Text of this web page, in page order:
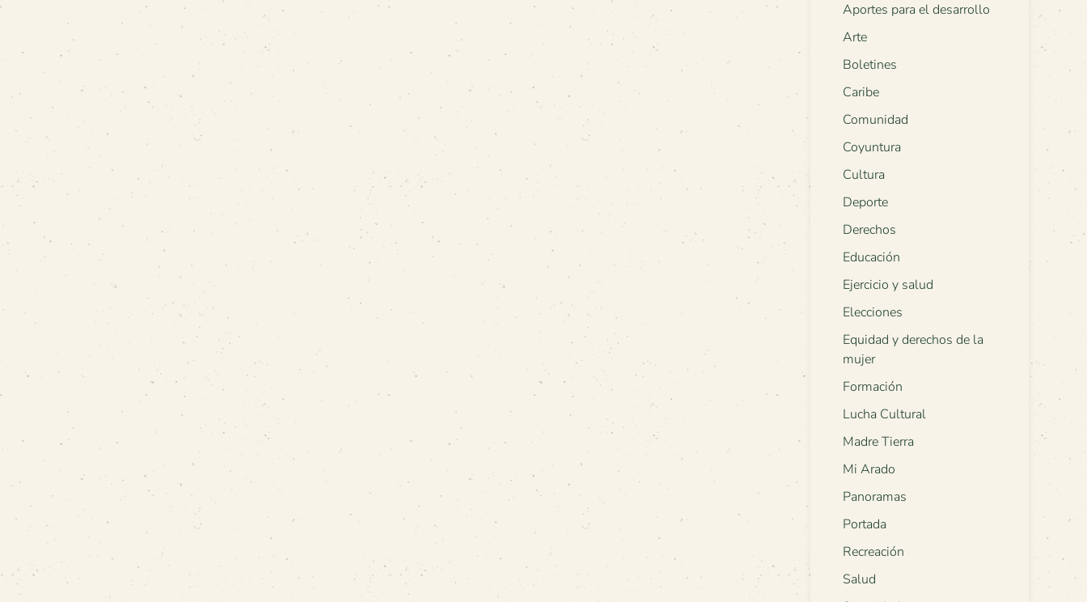
Aportes para el desarrollo
Arte
Boletines
Caribe
Comunidad
Coyuntura
Cultura
Deporte
Derechos
Educación
Ejercicio y salud
Elecciones
Equidad y derechos de la
mujer
Formación
Lucha Cultural
Madre Tierra
Mi Arado
Panoramas
Portada
Recreación
Salud